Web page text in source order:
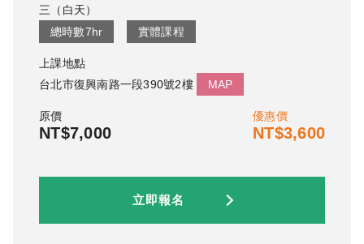
三 （ 白天）
總時數7hr 實體課程
上課地點
台北市復興南路一段390號2樓
MAP
原價
NT$7,000
優惠價
NT$3,600
立即報名